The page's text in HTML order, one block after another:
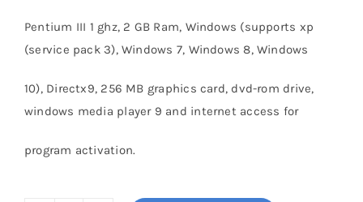
Pentium III 1 ghz, 2 GB Ram, Windows (supports xp
(service pack 3), Windows 7, Windows 8, Windows
10), Directx9, 256 MB graphics card, dvd-rom drive,
windows media player 9 and internet access for
program activation.